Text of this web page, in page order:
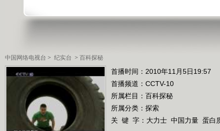
中国网络电视台 > 纪实台 > 百科探秘
首播时间：2010年11月5日19:57
首播频道： CCTV-10
所属栏目： 百科探秘
所属分类：探索
关 键 字： 大力士 中国力量 蛋白